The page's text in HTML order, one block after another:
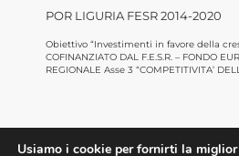
POR LIGURIA FESR 2014-2020
Obiettivo “Investimenti in favore della
COFINANZIATO DAL F.E.S.R. – FONDO
REGIONALE Asse 3 “COMPETITIVITA’
Usiamo i cookie per fornirti la miglior